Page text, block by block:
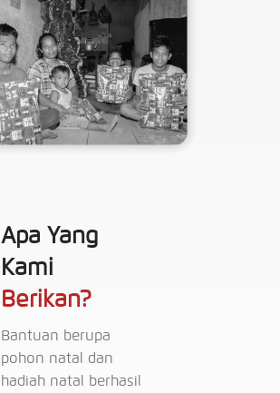
Apa Yang
Kami
Berikan?
Bantuan berupa
pohon natal dan
hadiah natal berhasil